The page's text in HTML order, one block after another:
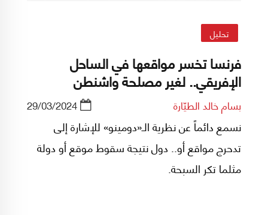
تحليل
فرنسا تخسر مواقعها في الساحل
الإفريقي.. لغير مصلحة واشنطن
بسام خالد الطيّارة 29/03/2024
نسمع دائماً عن نظرية الـ«دومينو» للإشارة إلى
تدحرج مواقع أو.. دول نتيجة سقوط موقع أو دولة
مثلما تكر السبحة.